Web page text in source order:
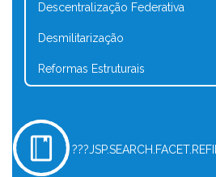
Descentralização Federativa
Desmilitarização
Reformas Estruturais